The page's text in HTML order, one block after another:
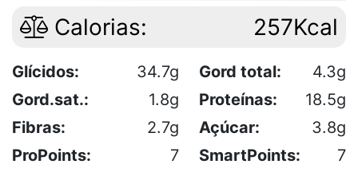
Calorias: 257Kcal
Glícidos: 34.7g Gord total:
4.3g
Gord.sat.:
1.8g Proteínas:
18.5g
Fibras:
2.7g Açúcar:
3.8g
ProPoints:
7 SmartPoints: 7